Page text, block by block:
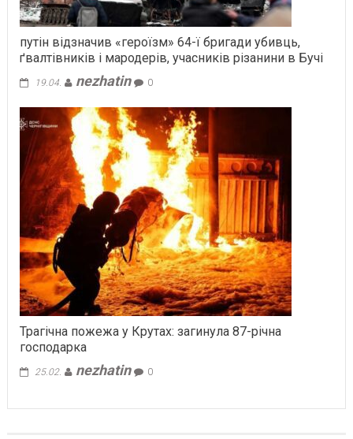
путін відзначив «героїзм» 64-ї бригади убивць,
ґвалтівників і мародерів, учасників різанини в Бучі
19.04. nezhatin 0
Трагічна пожежа у Крутах: загинула 87-річна
господарка
25.02. nezhatin 0